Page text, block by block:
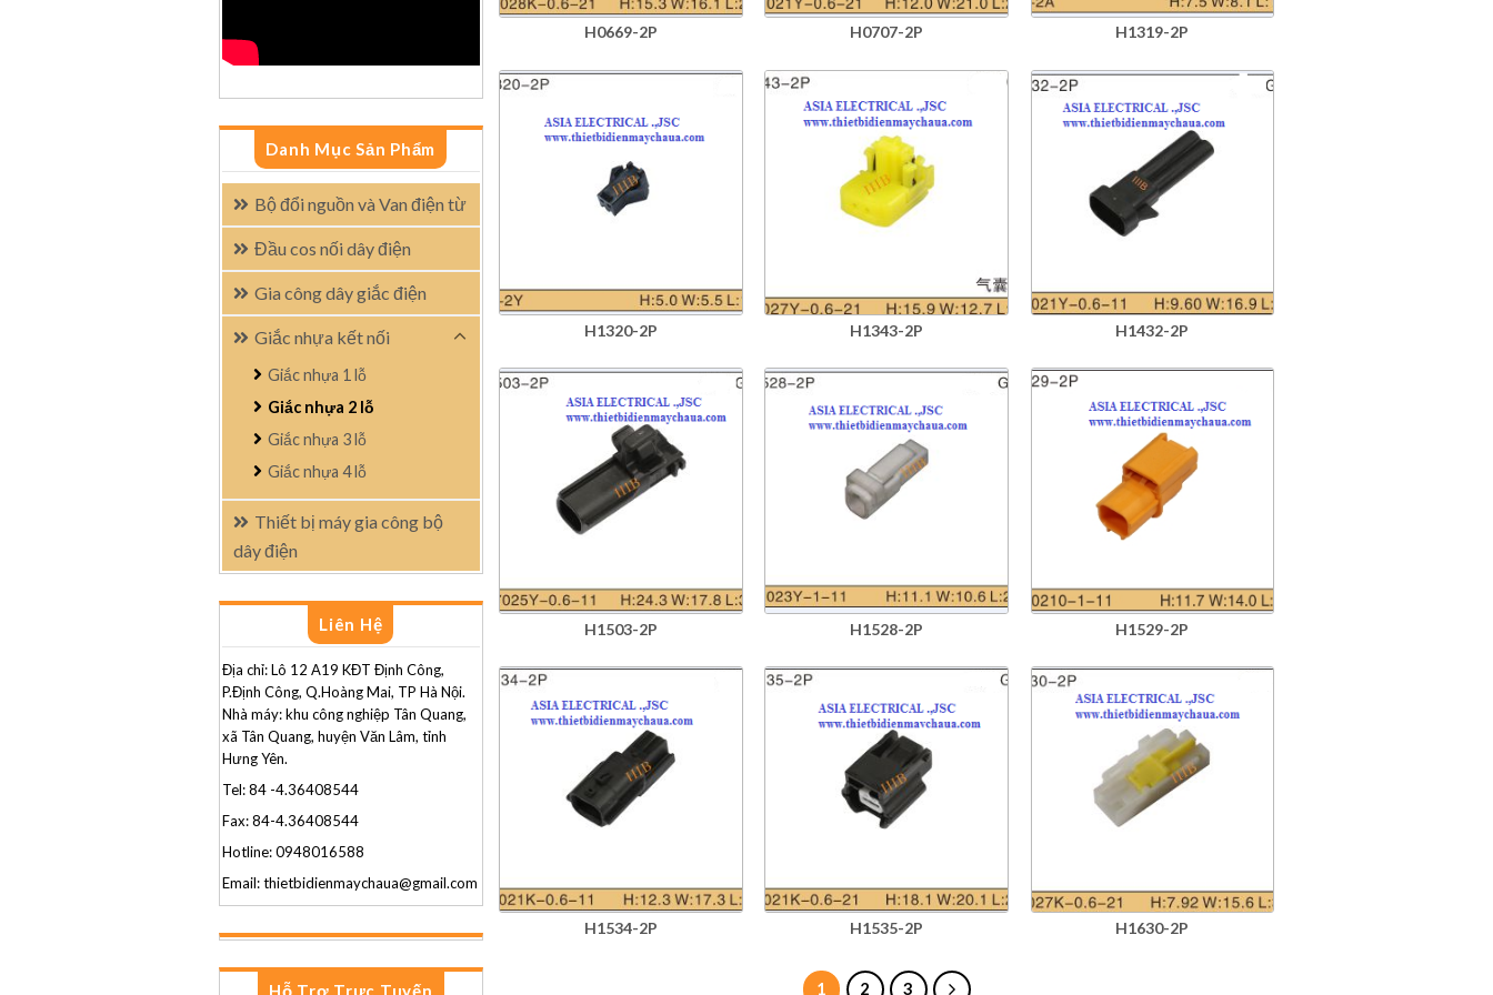
Danh Mục Sản Phẩm
Bộ đổi nguồn và Van điện từ
Đầu cos nối dây điện
Gia công dây giắc điện
Giắc nhựa kết nối
Giắc nhựa 1 lỗ
Giắc nhựa 2 lỗ
Giắc nhựa 3 lỗ
Giắc nhựa 4 lỗ
Thiết bị máy gia công bộ
dây điện
Liên Hệ
Địa chỉ: Lô 12 A19 KĐT Định Công,
P.Định Công, Q.Hoàng Mai, TP Hà Nội.
Nhà máy: khu công nghiệp Tân Quang,
xã Tân Quang, huyện Văn Lâm, tỉnh
Hưng Yên.
Tel: 84 -4.36408544
Fax: 84-4.36408544
Hotline: 0948016588
Email: thietbidienmaychaua@gmail.com
Hỗ Trợ Trực Tuyến
H0669-2P H0707-2P H1319-2P
H1320-2P H1343-2P H1432-2P
H1503-2P H1528-2P H1529-2P
H1534-2P H1535-2P H1630-2P
1 2 3